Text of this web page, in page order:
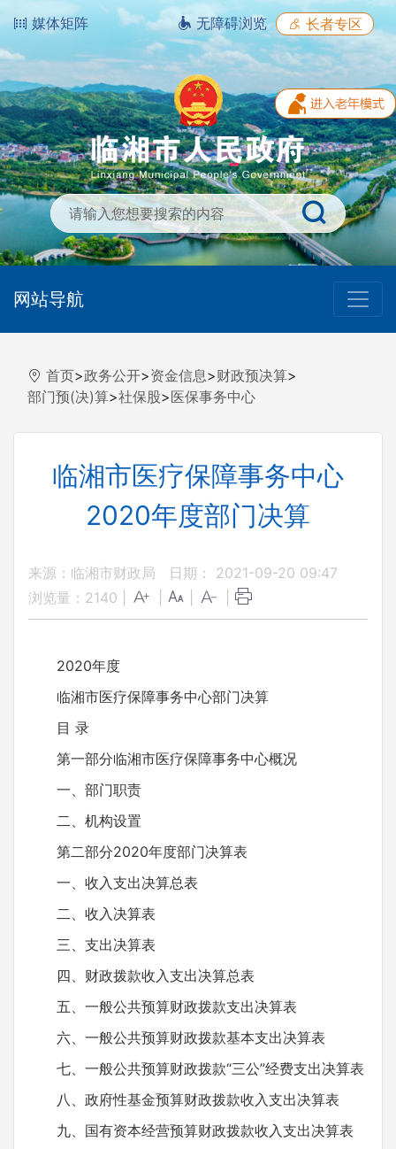
媒体矩阵 无障碍浏览 长者专区
网站导航
首页>政务公开>资金信息>财政预决算>
部门预(决)算>社保股>医保事务中心
临湘市医疗保障事务中心
2020年度部门决算
来源：临湘市财政局
日期： 2021-09-20 09:47
浏览量： 2140
2020年度
临湘市医疗保障事务中心部门决算
目 录
第一部分临湘市医疗保障事务中心概况
一、部门职责
二、机构设置
第二部分2020年度部门决算表
一、收入支出决算总表
二、收入决算表
三、支出决算表
四、财政拨款收入支出决算总表
五、一般公共预算财政拨款支出决算表
六、一般公共预算财政拨款基本支出决算表
七、一般公共预算财政拨款“三公”经费支出决算表
八、政府性基金预算财政拨款收入支出决算表
九、国有资本经营预算财政拨款收入支出决算表